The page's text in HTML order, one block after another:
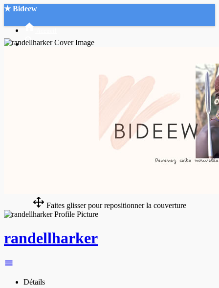
★ Bideew
Faites glisser pour repositionner la couverture
randellharker
Détails